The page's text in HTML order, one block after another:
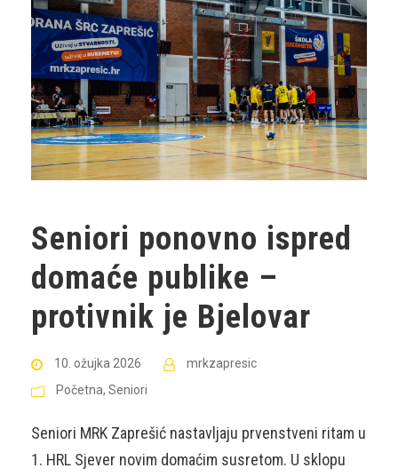
Seniori ponovno ispred
domaće publike –
protivnik je Bjelovar
10. ožujka 2026
mrkzapresic
Početna, Seniori
Seniori MRK Zaprešić nastavljaju prvenstveni ritam u
1. HRL Sjever novim domaćim susretom. U sklopu